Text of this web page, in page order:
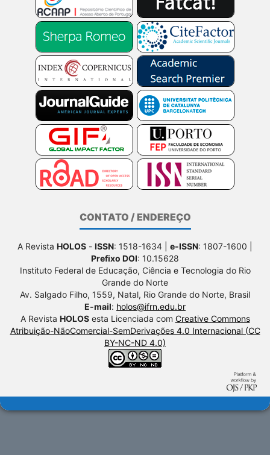
CONTATO / ENDEREÇO
A Revista HOLOS - ISSN: 1518-1634 | e-ISSN: 1807-1600 |
Prefixo DOI: 10.15628
Instituto Federal de Educação, Ciência e Tecnologia do Rio
Grande do Norte
Av. Salgado Filho, 1559, Natal, Rio Grande do Norte, Brasil
E-mail: holos@ifrn.edu.br
A Revista HOLOSesta Licenciada com Creative Commons
Atribuição-NãoComercial-SemDerivações 4.0 Internacional (CC
BY-NC-ND 4.0)